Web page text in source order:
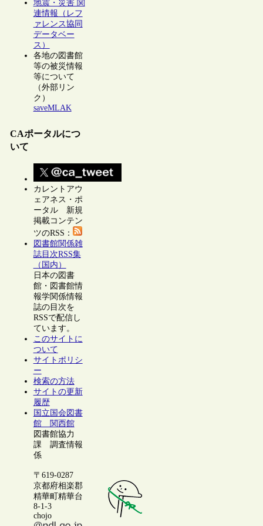
地震・災害 関
連情報（レフ
ァレンス協同
データベー
ス）
各地の図書館
等の被災情報
等について
（外部リン
ク）
saveMLAK
CAポータルにつ
いて
カレントアウ
ェアネス・ポ
ータル 新規
掲載コンテン
ツのRSS：
図書館関係雑
誌目次RSS集
（国内）
日本の図書
館・図書館情
報学関係情報
誌の目次を
RSSで配信し
ています。
このサイトに
ついて
サイトポリシ
ー
検索の方法
サイトの更新
履歴
国立国会図書
館 関西館
図書館協力
課 調査情報
係
〒619-0287
京都府相楽郡
精華町精華台
8-1-3
chojo